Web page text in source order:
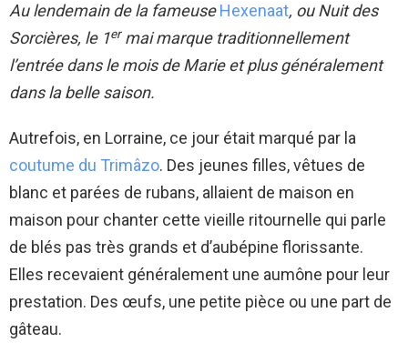
Au lendemain de la fameuseHexenaat, ou Nuit des
Sorcières, le 1ermai marque traditionnellement
l’entrée dans le mois de Marie et plus généralement
dans la belle saison.
Autrefois, en Lorraine, ce jour était marqué par la
coutume du Trimâzo. Des jeunes filles, vêtues de
blanc et parées de rubans, allaient de maison en
maison pour chanter cette vieille ritournelle qui parle
de blés pas très grands et d’aubépine florissante.
Elles recevaient généralement une aumône pour leur
prestation. Des œufs, une petite pièce ou une part de
gâteau.